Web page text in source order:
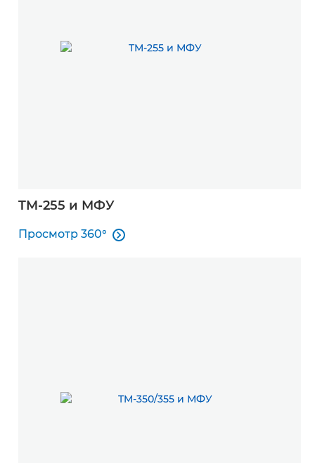
TM-255 и МФУ
Просмотр 360°
Просмотр 360°
